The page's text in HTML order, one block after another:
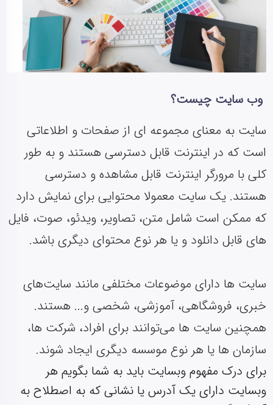
وب سایت چیست؟
سایت به معنای مجموعه ای از صفحات و اطلاعاتی
است که در اینترنت قابل دسترسی هستند و به طور
کلی با مرورگر اینترنت قابل مشاهده و دسترسی
هستند. یک سایت معمولا محتوایی برای نمایش دارد
که ممکن است شامل متن، تصاویر، ویدئو، صوت، فایل
های قابل دانلود و یا هر نوع محتوای دیگری باشد.
سایت‌ ها دارای موضوعات مختلفی مانند سایت‌های
خبری، فروشگاهی، آموزشی، شخصی و... هستند.
همچنین سایت‌ ها می‌توانند برای افراد، شرکت‌ ها،
سازمان‌ ها یا هر نوع موسسه دیگری ایجاد شوند.
برای درک مفهوم وبسایت باید به شما بگویم هر
وبسایت دارای یک آدرس یا نشانی که به اصطلاح به